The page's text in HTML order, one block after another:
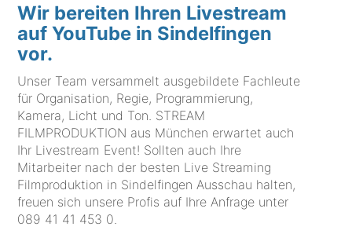
Wir bereiten Ihren Livestream
auf YouTube in Sindelfingen
vor.
Unser Team versammelt ausgebildete Fachleute
für Organisation, Regie, Programmierung,
Kamera, Licht und Ton. STREAM
FILMPRODUKTION aus München erwartet auch
Ihr Livestream Event! Sollten auch Ihre
Mitarbeiter nach der besten Live Streaming
Filmproduktion in Sindelfingen Ausschau halten,
freuen sich unsere Profis auf Ihre Anfrage unter
089 41 41 453 0